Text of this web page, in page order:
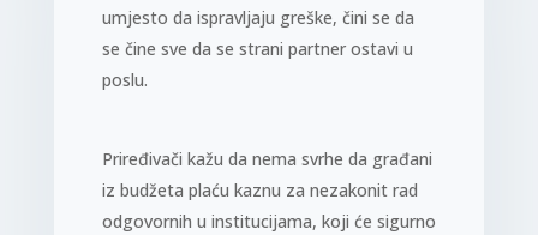
umjesto da ispravljaju greške, čini se da
se čine sve da se strani partner ostavi u
poslu.
Priređivači kažu da nema svrhe da građani
iz budžeta plaću kaznu za nezakonit rad
odgovornih u institucijama, koji će sigurno